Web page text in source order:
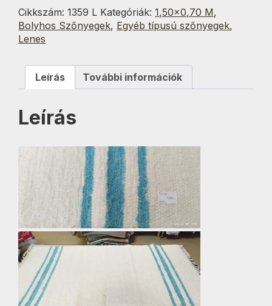
70x150
cm
mennyiség
Cikkszám:1359 L Kategóriák:1,50×0,70 M,
Bolyhos Szőnyegek, Egyéb típusú szőnyegek,
Lenes
Leírás További információk
Leírás